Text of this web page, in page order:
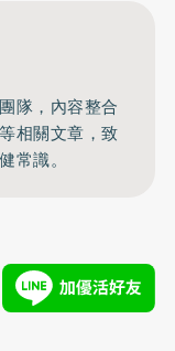
隊，內容整合
相關文章，致
常識。